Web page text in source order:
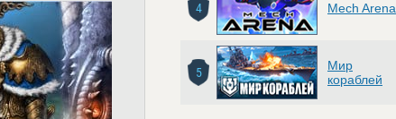
4 Mech Arena
5
Мир
кораблей